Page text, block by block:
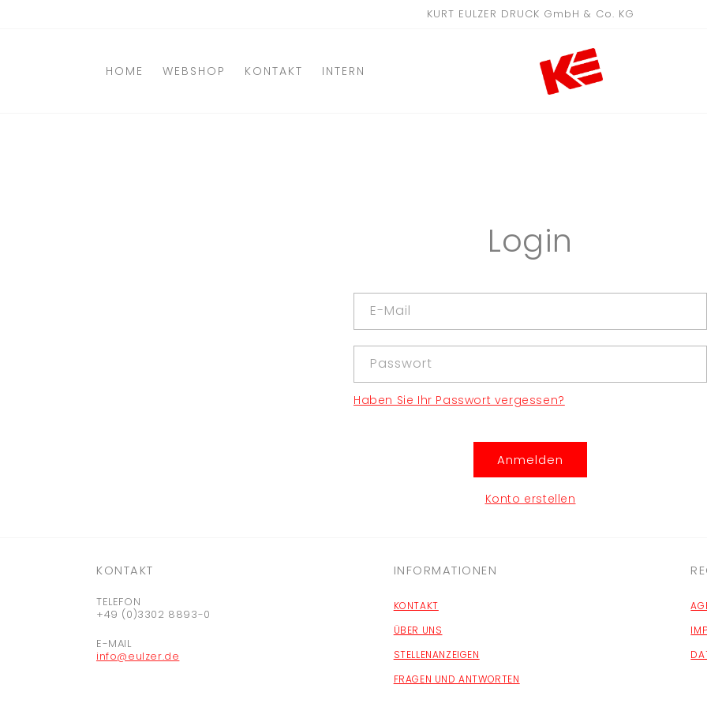
KURT EULZER DRUCK GmbH & Co. KG
HOME WEBSHOP KONTAKT INTERN
Login
E-Mail
Passwort
Haben Sie Ihr Passwort vergessen?
Anmelden
Konto erstellen
KONTAKT
TELEFON
+49 (0)3302 8893-0
E-MAIL
info@eulzer.de
INFORMATIONEN
KONTAKT
ÜBER UNS
STELLENANZEIGEN
FRAGEN UND ANTWORTEN